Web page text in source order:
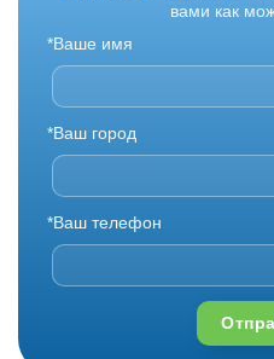
вами как
*Ваше имя
*Ваш город
*Ваш телефон